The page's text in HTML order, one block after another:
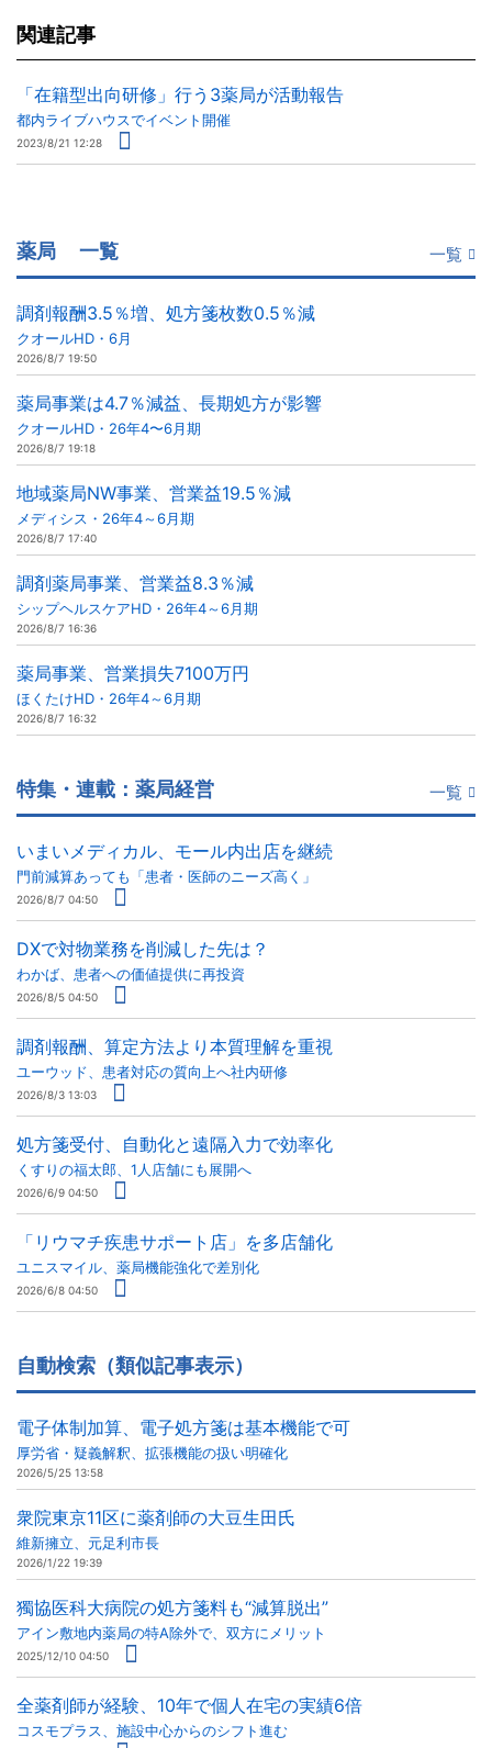
関連記事
「在籍型出向研修」行う3薬局が活動報告
都内ライブハウスでイベント開催
2023/8/21 12:28
薬局 一覧 一覧
調剤報酬3.5％増、処方箋枚数0.5％減
クオールHD・6月
2026/8/7 19:50
薬局事業は4.7％減益、長期処方が影響
クオールHD・26年4〜6月期
2026/8/7 19:18
地域薬局NW事業、営業益19.5％減
メディシス・26年4～6月期
2026/8/7 17:40
調剤薬局事業、営業益8.3％減
シップヘルスケアHD・26年4～6月期
2026/8/7 16:36
薬局事業、営業損失7100万円
ほくたけHD・26年4～6月期
2026/8/7 16:32
特集・連載：薬局経営 一覧
いまいメディカル、モール内出店を継続
門前減算あっても「患者・医師のニーズ高く」
2026/8/7 04:50
DXで対物業務を削減した先は？
わかば、患者への価値提供に再投資
2026/8/5 04:50
調剤報酬、算定方法より本質理解を重視
ユーウッド、患者対応の質向上へ社内研修
2026/8/3 13:03
処方箋受付、自動化と遠隔入力で効率化
くすりの福太郎、1人店舗にも展開へ
2026/6/9 04:50
「リウマチ疾患サポート店」を多店舗化
ユニスマイル、薬局機能強化で差別化
2026/6/8 04:50
自動検索（類似記事表示）
電子体制加算、電子処方箋は基本機能で可
厚労省・疑義解釈、拡張機能の扱い明確化
2026/5/25 13:58
衆院東京11区に薬剤師の大豆生田氏
維新擁立、元足利市長
2026/1/22 19:39
獨協医科大病院の処方箋料も“減算脱出”
アイン敷地内薬局の特A除外で、双方にメリット
2025/12/10 04:50
全薬剤師が経験、10年で個人在宅の実績6倍
コスモプラス、施設中心からのシフト進む